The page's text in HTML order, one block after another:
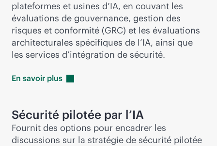
plateformes et usines d’IA, en couvant les
évaluations de gouvernance, gestion des
risques et conformité (GRC) et les évaluations
architecturales spécifiques de l’IA, ainsi que
les services d’intégration de sécurité.
En savoir plus
Sécurité pilotée par l’IA
Fournit des options pour encadrer les
discussions sur la stratégie de sécurité pilotée